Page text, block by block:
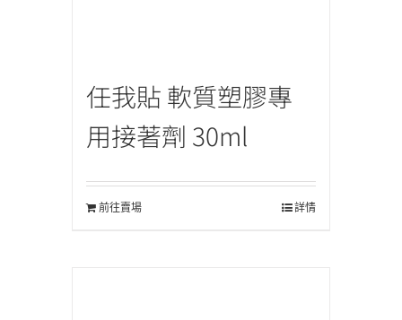
任我貼 軟質塑膠專
用接著劑 30ml
前往賣場 詳情